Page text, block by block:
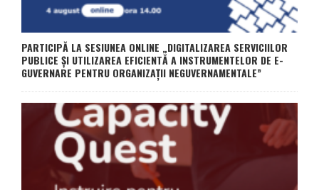
PARTICIPĂ LA SESIUNEA ONLINE „DIGITALIZAREA SERVICIILOR
PUBLICE ȘI UTILIZAREA EFICIENTĂ A INSTRUMENTELOR DE E-
GUVERNARE PENTRU ORGANIZAȚII NEGUVERNAMENTALE”